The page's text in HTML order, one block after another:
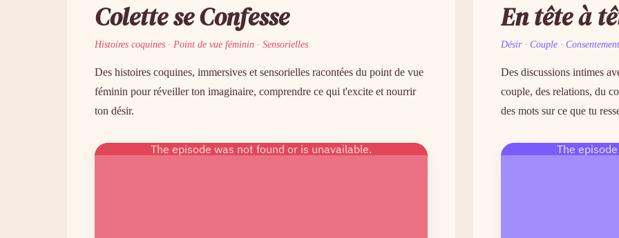
Colette se Confesse
Histoires coquines · Point de vue féminin · Sensorielles
Des histoires coquines, immersives et sensorielles racontées du point de vue
féminin pour réveiller ton imaginaire, comprendre ce qui t'excite et nourrir
ton désir.
En tête à
Désir · Couple ·
Des discussions intimes
couple, des relations, du
des mots sur ce que tu